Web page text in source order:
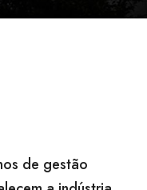
de gestão